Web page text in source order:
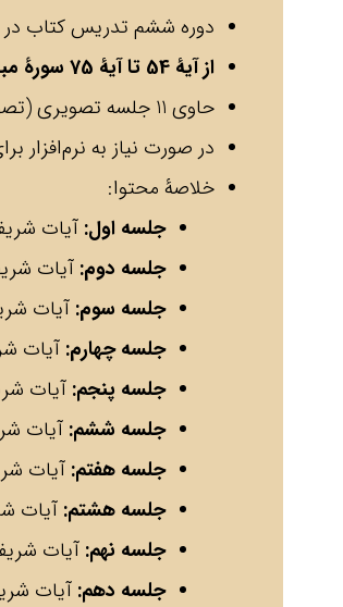
دوره ششم تدریس کتاب
از آیۀ 54 تا آیۀ 75 سورۀ مبارک بقره
حاوی 11 جلسه تصویری (تصویر منبع درس به‌همراه صوت مدرس)
در صورت نیاز به نرم‌افزار
خلاصۀ محتوا:
جلسه اول: آیات شریفه ۵۴
جلسه دوم: آیات شریفه ۵۷
جلسه سوم: آیات شریفه
جلسه چهارم: آیات
جلسه پنجم: آیات شریفه
جلسه ششم: آیات شریفه
جلسه هفتم: آیات شریفه
جلسه هشتم: آیات شریفه
جلسه نهم: آیات شریفه ۷۱
جلسه دهم: آیات شریفه